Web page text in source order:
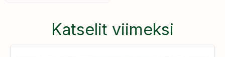
Katselit viimeksi